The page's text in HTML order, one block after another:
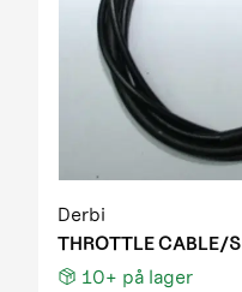
Derbi
THROTTLE CABLE/
10+ på lager